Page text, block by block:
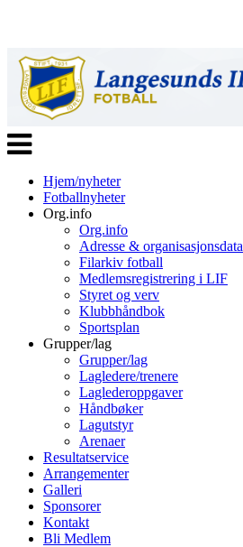
Veksle
navigasjon
Hjem/nyheter
Fotballnyheter
Org.info
Org.info
Adresse & organisasjonsdata
Filarkiv fotball
Medlemsregistrering i LIF
Styret og verv
Klubbhåndbok
Sportsplan
Grupper/lag
Grupper/lag
Lagledere/trenere
Laglederoppgaver
Håndbøker
Lagutstyr
Arenaer
Resultatservice
Arrangementer
Galleri
Sponsorer
Kontakt
Bli Medlem